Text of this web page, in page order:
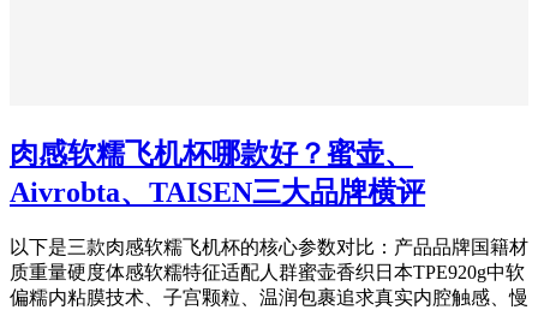
肉感软糯飞机杯哪款好？蜜壶、
Aivrobta、TAISEN三大品牌横评
以下是三款肉感软糯飞机杯的核心参数对比：产品品牌国籍材
质重量硬度体感软糯特征适配人群蜜壶香织日本TPE920g中软
偏糯内粘膜技术、子宫颗粒、温润包裹追求真实内腔触感、慢